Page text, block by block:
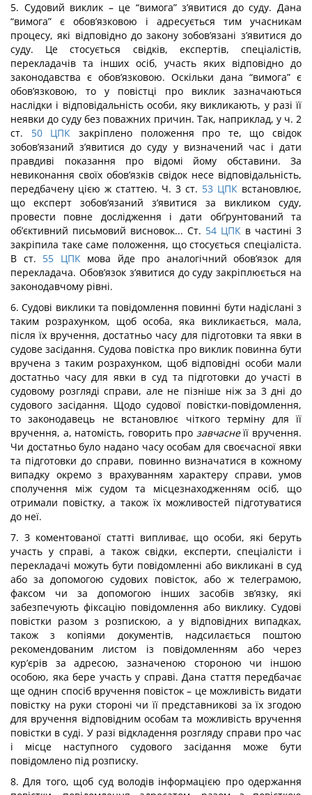
5. Судовий виклик – це “вимога” з’явитися до суду. Дана
“вимога” є обов’язковою і адресується тим учасникам
процесу, які відповідно до закону зобов’язані з’явитися до
суду. Це стосується свідків, експертів, спеціалістів,
перекладачів та інших осіб, участь яких відповідно до
законодавства є обов’язковою. Оскільки дана “вимога” є
обов’язковою, то у повістці про виклик зазначаються
наслідки і відповідальність особи, яку викликають, у разі її
неявки до суду без поважних причин. Так, наприклад, у ч. 2
ст. 50 ЦПК закріплено положення про те, що свідок
зобов’язаний з’явитися до суду у визначений час і дати
правдиві показання про відомі йому обставини. За
невиконання своїх обов’язків свідок несе відповідальність,
передбачену цією ж статтею. Ч. 3 ст. 53 ЦПК встановлює,
що експерт зобов’язаний з’явитися за викликом суду,
провести повне дослідження і дати обґрунтований та
об’єктивний письмовий висновок... Ст. 54 ЦПК в частині 3
закріпила таке саме положення, що стосується спеціаліста.
В ст. 55 ЦПКмова йде про аналогічний обов’язок для
перекладача. Обов’язок з’явитися до суду закріплюється на
законодавчому рівні.
6. Судові виклики та повідомлення повинні бути надіслані з
таким розрахунком, щоб особа, яка викликається, мала,
після їх вручення, достатньо часу для підготовки та явки в
судове засідання. Судова повістка про виклик повинна бути
вручена з таким розрахунком, щоб відповідні особи мали
достатньо часу для явки в суд та підготовки до участі в
судовому розгляді справи, але не пізніше ніж за 3 дні до
судового засідання. Щодо судової повістки-повідомлення,
то законодавець не встановлює чіткого терміну для її
вручення, а, натомість, говорить про завчаснеїї вручення.
Чи достатньо було надано часу особам для своєчасної явки
та підготовки до справи, повинно визначатися в кожному
випадку окремо з врахуванням характеру справи, умов
сполучення між судом та місцезнаходженням осіб, що
отримали повістку, а також їх можливостей підготуватися
до неї.
7. З коментованої статті випливає, що особи, які беруть
участь у справі, а також свідки, експерти, спеціалісти і
перекладачі можуть бути повідомленні або викликані в суд
або за допомогою судових повісток, або ж телеграмою,
факсом чи за допомогою інших засобів зв’язку, які
забезпечують фіксацію повідомлення або виклику. Судові
повістки разом з розпискою, а у відповідних випадках,
також з копіями документів, надсилається поштою
рекомендованим листом із повідомленням або через
кур’єрів за адресою, зазначеною стороною чи іншою
особою, яка бере участь у справі. Дана стаття передбачає
ще однин спосіб вручення повісток – це можливість видати
повістку на руки стороні чи її представникові за їх згодою
для вручення відповідним особам та можливість вручення
повістки в суді. У разі відкладення розгляду справи про час
і місце наступного судового засідання може бути
повідомлено під розписку.
8. Для того, щоб суд володів інформацією про одержання